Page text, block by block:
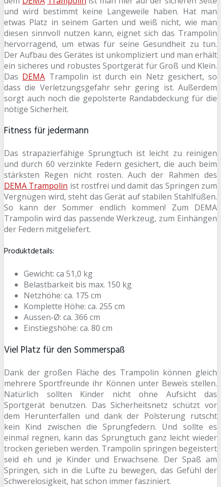
und wird bestimmt keine Langeweile haben. Hat man
etwas Platz in seinem Garten und weiß nicht, wie man
diesen sinnvoll nutzen kann, eignet sich das Trampolin
hervorragend, um etwas für seine Gesundheit zu tun.
Der Aufbau des Gerätes ist unkompliziert und man erhält
ein sicheres und robustes Sportgerät für Groß und Klein.
Das DEMA Trampolin ist durch ein Netz gesichert, so
dass die Verletzungsgefahr sehr gering ist. Außerdem
sorgt auch noch die gepolsterte Randabdeckung für die
nötige Sicherheit.
Fitness für jedermann
Das strapazierfähige Sprungtuch ist leicht zu reinigen
und durch 60 verzinkte Federn gesichert, die auch beim
stärksten Regen nicht rosten. Auch der Rahmen des
DEMA Trampolin ist rostfrei und damit das Springen zum
Vergnügen wird, steht das Gerät auf stabilen Stahlfüßen.
So kann der Sommer endlich kommen! Zum DEMA
Trampolin wird das passende Werkzeug, zum Einhängen
der Federn mitgeliefert.
Produktdetails:
Gewicht: ca 51,0 kg
Belastbarkeit bis max. 150 kg
Netzhöhe: ca. 175 cm
Komplette Höhe: ca. 255 cm
Aussen-Ø: ca. 366 cm
Einstiegshöhe: ca. 80 cm
Viel Platz für den Sommerspaß
Dank der großen Fläche des Trampolin können gleich
mehrere Sportfreunde ihr Können unter Beweis stellen.
Natürlich sollten Kinder nicht ohne Aufsicht das
Sportgerät benutzen. Das Sicherheitsnetz schützt vor
dem Herunterfallen und dank der Polsterung rutscht
kein Kind zwischen die Sprungfedern. Und sollte es
einmal regnen, kann das Sprungtuch ganz leicht wieder
trocken gerieben werden. Trampolin springen begeistert
seid eh und je Kinder und Erwachsene. Der Spaß am
Springen, sich in die Lüfte zu bewegen, das Gefühl der
Schwerelosigkeit, hat schon immer fasziniert.